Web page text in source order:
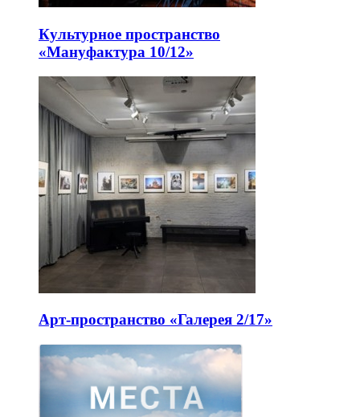
Культурное пространство
«Мануфактура 10/12»
Арт-пространство «Галерея 2/17»